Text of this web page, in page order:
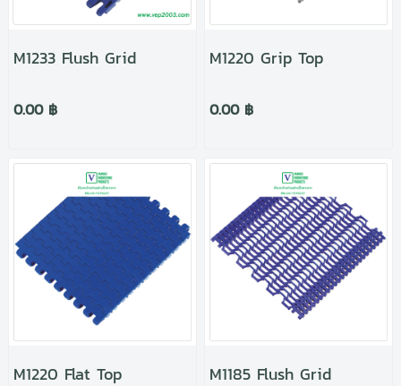
M1233 Flush Grid
0.00 ฿
M1220 Grip Top
0.00 ฿
M1220 Flat Top M1185 Flush Grid